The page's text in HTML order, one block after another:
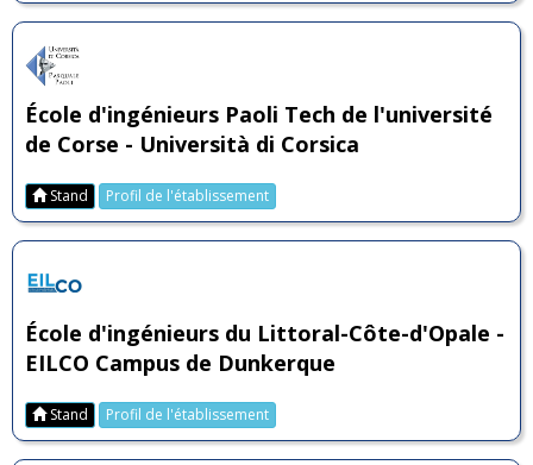
École d'ingénieurs Paoli Tech de l'université
de Corse - Università di Corsica
Stand Profil de l'établissement
École d'ingénieurs du Littoral-Côte-d'Opale -
EILCO Campus de Dunkerque
Stand Profil de l'établissement